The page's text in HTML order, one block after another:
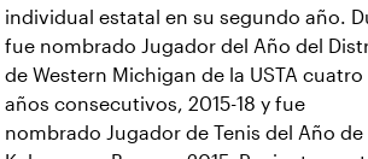
individual estatal en su segundo año.
fue nombrado Jugador del Año del
de Western Michigan de la USTA cuatro
años consecutivos, 2015-18 y fue
nombrado Jugador de Tenis del Año de